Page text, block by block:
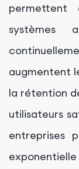
permettent
systèmes
augmentent
la rétention
utilisateurs
entreprises